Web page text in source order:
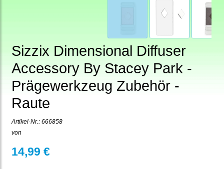
Sizzix Dimensional Diffuser
Accessory By Stacey Park -
Prägewerkzeug Zubehör -
Raute
Artikel-Nr.: 666858
von
14,99 €